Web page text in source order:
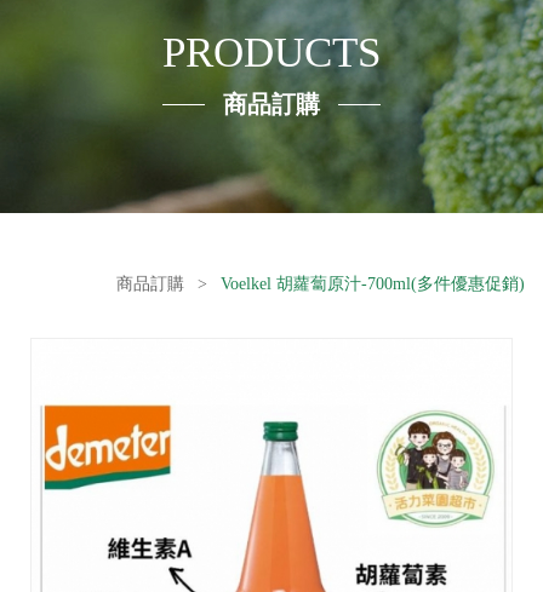
PRODUCTS
商品訂購
商品訂購 > Voelkel 胡蘿蔔原汁-700ml(多件優惠促銷)